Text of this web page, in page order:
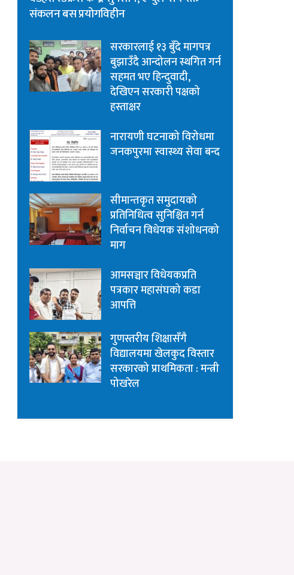
संकलन बस प्रयोगविहीन
सरकारलाई १३ बुँदे मागपत्र
बुझाउँदै आन्दोलन स्थगित गर्न
सहमत भए हिन्दुवादी,
देखिएन सरकारी पक्षको
हस्ताक्षर
नारायणी घटनाको विरोधमा
जनकपुरमा स्वास्थ्य सेवा बन्द
सीमान्तकृत समुदायको
प्रतिनिधित्व सुनिश्चित गर्न
निर्वाचन विधेयक संशोधनको
माग
आमसञ्चार विधेयकप्रति
पत्रकार महासंघको कडा
आपत्ति
गुणस्तरीय शिक्षासँगै
विद्यालयमा खेलकुद विस्तार
सरकारको प्राथमिकता : मन्त्री
पोखरेल